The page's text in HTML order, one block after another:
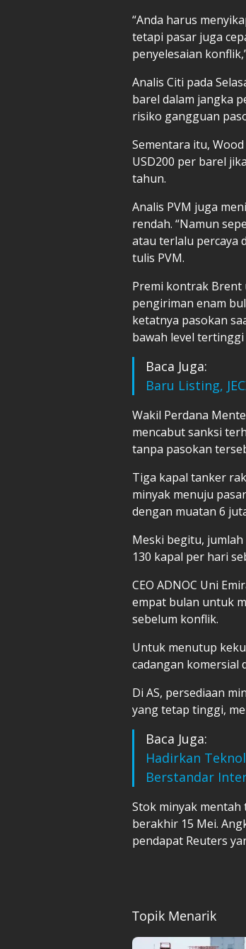
“Anda harus
tetapi pasar juga
penyelesaian
Analis Citi pada
barel dalam jangka
risiko gangguan
Sementara itu,
USD200 per barel
tahun.
Analis PVM juga
rendah. “Namun
atau terlalu percaya
tulis PVM.
Premi kontrak
pengiriman enam
ketatnya pasokan
bawah level
Baca Juga:
Baru Listing,
Wakil Perdana
mencabut sanksi
tanpa pasokan
Tiga kapal tanker
minyak menuju
dengan muatan 6
Meski begitu,
130 kapal per hari
CEO ADNOC Uni
empat bulan untuk
sebelum konflik.
Untuk menutup
cadangan komersial
Di AS, persediaan
yang tetap tinggi,
Baca Juga:
Hadirkan
Berstandar
Stok minyak mentah
berakhir 15 Mei.
pendapat Reuters
Topik Menarik